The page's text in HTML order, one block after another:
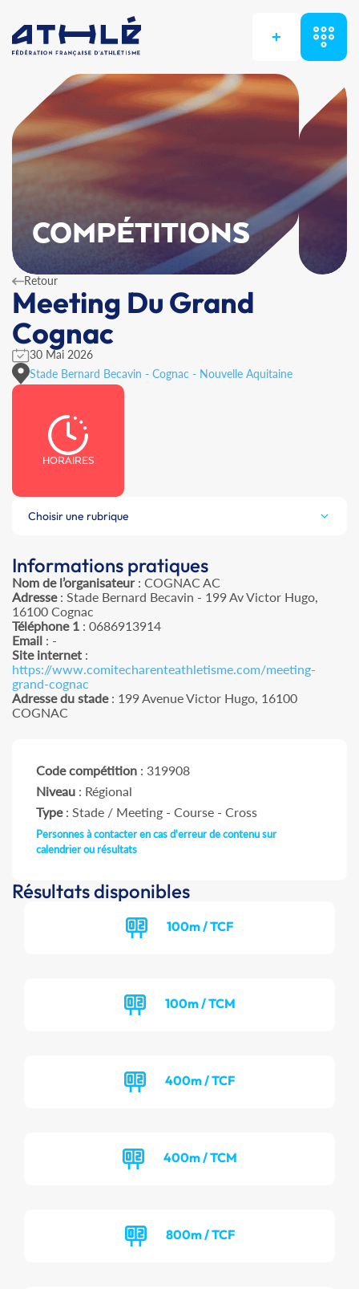
+
COMPÉTITIONS
Retour
Meeting Du Grand
Cognac
30 Mai 2026
Stade Bernard Becavin - Cognac - Nouvelle Aquitaine
HORAIRES
Choisir une rubrique
Informations pratiques
Nom de l’organisateur: COGNAC AC
Adresse: Stade Bernard Becavin - 199 Av Victor Hugo,
16100 Cognac
Téléphone 1 : 0686913914
Email : -
Site internet :
https://www.comitecharenteathletisme.com/meeting-
grand-cognac
Adresse du stade: 199 Avenue Victor Hugo, 16100
COGNAC
Code compétition : 319908
Niveau : Régional
Type: Stade / Meeting - Course - Cross
Personnes à contacter en cas d'erreur de contenu sur
calendrier ou résultats
Résultats disponibles
100m / TCF
100m / TCM
400m / TCF
400m / TCM
800m / TCF